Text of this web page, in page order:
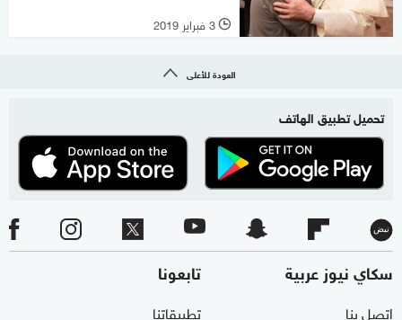
l 3 فبراير 2019
العودة للأعلى
تحميل تطبيق الهاتف
سكاي نيوز عربية
اتصل بنا
تابعونا
تطبيقاتنا